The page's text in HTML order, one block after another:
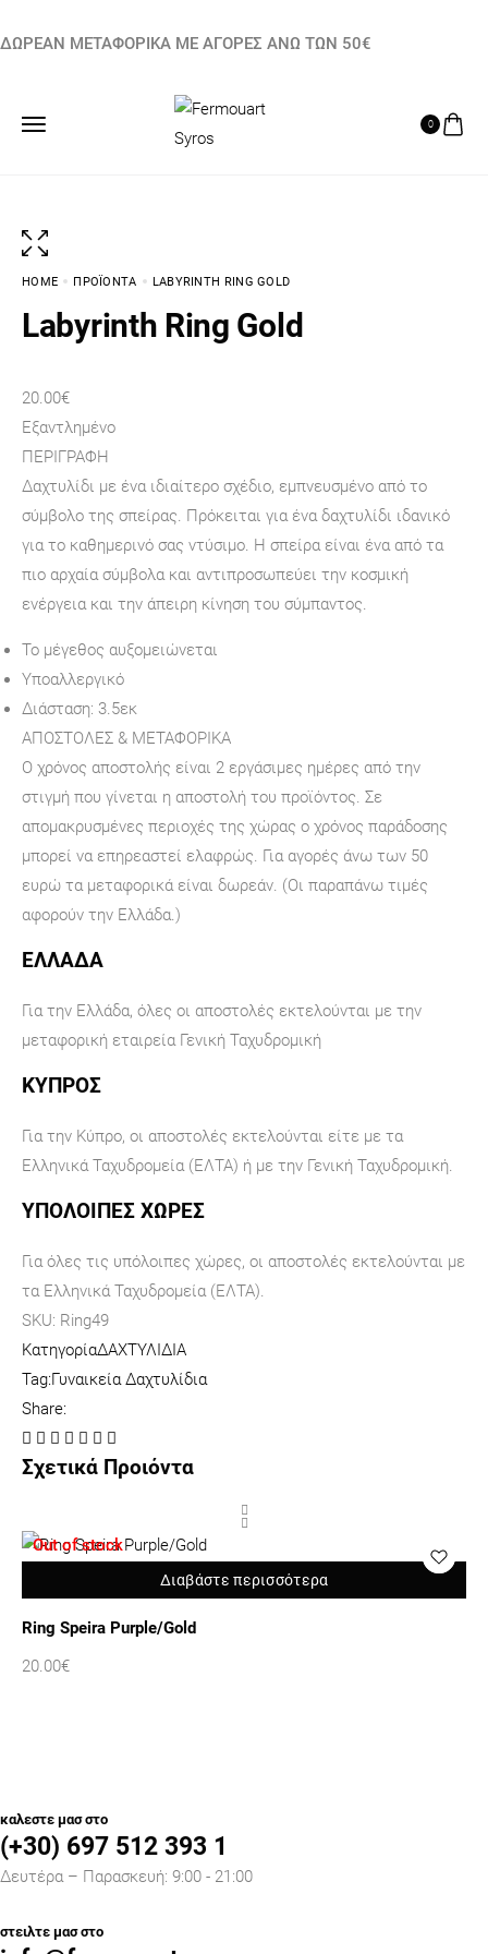
ΔΩΡΕΑΝ ΜΕΤΑΦΟΡΙΚΑ ΜΕ ΑΓΟΡΕΣ ΑΝΩ ΤΩΝ 50€
0
HOME ΠΡΟΪΌΝΤΑ LABYRINTH RING GOLD
Labyrinth Ring Gold
20.00€
Εξαντλημένο
ΠΕΡΙΓΡΑΦΉ
Δαχτυλίδι με ένα ιδιαίτερο σχέδιο, εμπνευσμένο από το
σύμβολο της σπείρας. Πρόκειται για ένα δαχτυλίδι ιδανικό
για το καθημερινό σας ντύσιμο. Η σπείρα είναι ένα από τα
πιο αρχαία σύμβολα και αντιπροσωπεύει την κοσμική
ενέργεια και την άπειρη κίνηση του σύμπαντος.
Το μέγεθος αυξομειώνεται
Υποαλλεργικό
Διάσταση: 3.5εκ
ΑΠΟΣΤΟΛΕΣ & ΜΕΤΑΦΟΡΙΚΑ
Ο χρόνος αποστολής είναι 2 εργάσιμες ημέρες από την
στιγμή που γίνεται η αποστολή του προϊόντος. Σε
απομακρυσμένες περιοχές της χώρας ο χρόνος παράδοσης
μπορεί να επηρεαστεί ελαφρώς. Για αγορές άνω των 50
ευρώ τα μεταφορικά είναι δωρεάν. (Οι παραπάνω τιμές
αφορούν την Ελλάδα.)
ΕΛΛΑΔΑ
Για την Ελλάδα, όλες οι αποστολές εκτελούνται με την
μεταφορική εταιρεία Γενική Ταχυδρομική
ΚΥΠΡΟΣ
Για την Κύπρο, οι αποστολές εκτελούνται είτε με τα
Ελληνικά Ταχυδρομεία (ΕΛΤΑ) ή με την Γενική Ταχυδρομική.
ΥΠΟΛΟΙΠΕΣ ΧΩΡΕΣ
Για όλες τις υπόλοιπες χώρες, οι αποστολές εκτελούνται με
τα Ελληνικά Ταχυδρομεία (ΕΛΤΑ).
SKU: Ring49
ΚατηγορίαΔΑΧΤΥΛΙΔΙΑ
Tag:Γυναικεία Δαχτυλίδια
Share:
Σχετικά Προιόντα
Διαβάστε περισσότερα
Out of stock
Ring Speira Purple/Gold
20.00€
καλεστε μασ στο
(+30) 697 512 393 1
Δευτέρα – Παρασκευή: 9:00 - 21:00
στειλτε μασ στο